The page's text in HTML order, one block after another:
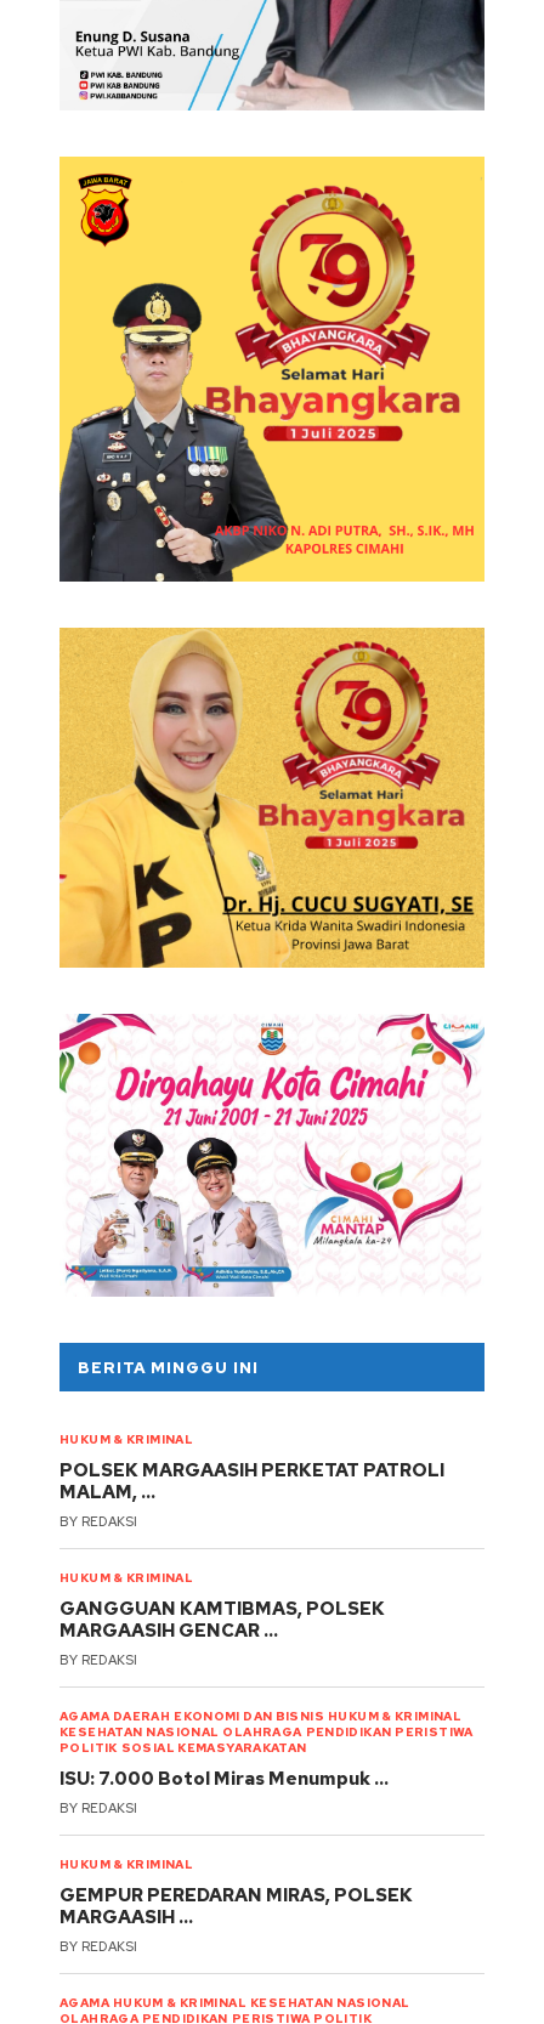
BERITA MINGGU INI
HUKUM & KRIMINAL
POLSEK MARGAASIH PERKETAT PATROLI
MALAM, …
BY REDAKSI
HUKUM & KRIMINAL
GANGGUAN KAMTIBMAS, POLSEK
MARGAASIH GENCAR …
BY REDAKSI
AGAMA DAERAH EKONOMI DAN BISNIS HUKUM & KRIMINAL
KESEHATAN NASIONAL OLAHRAGA PENDIDIKAN PERISTIWA
POLITIK SOSIAL KEMASYARAKATAN
ISU: 7.000 Botol Miras Menumpuk …
BY REDAKSI
HUKUM & KRIMINAL
GEMPUR PEREDARAN MIRAS, POLSEK
MARGAASIH …
BY REDAKSI
AGAMA HUKUM & KRIMINAL KESEHATAN NASIONAL
OLAHRAGA PENDIDIKAN PERISTIWA POLITIK